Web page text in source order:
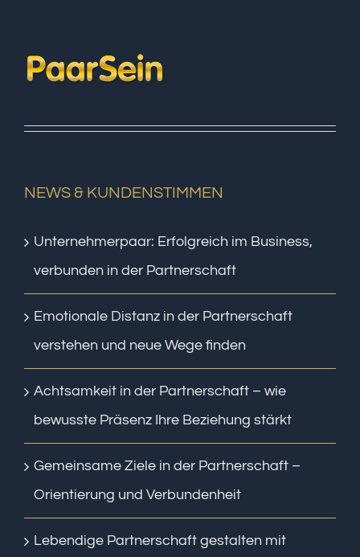
NEWS & KUNDENSTIMMEN
Unternehmerpaar: Erfolgreich im Business,
verbunden in der Partnerschaft
Emotionale Distanz in der Partnerschaft
verstehen und neue Wege finden
Achtsamkeit in der Partnerschaft – wie
bewusste Präsenz Ihre Beziehung stärkt
Gemeinsame Ziele in der Partnerschaft –
Orientierung und Verbundenheit
Lebendige Partnerschaft gestalten mit